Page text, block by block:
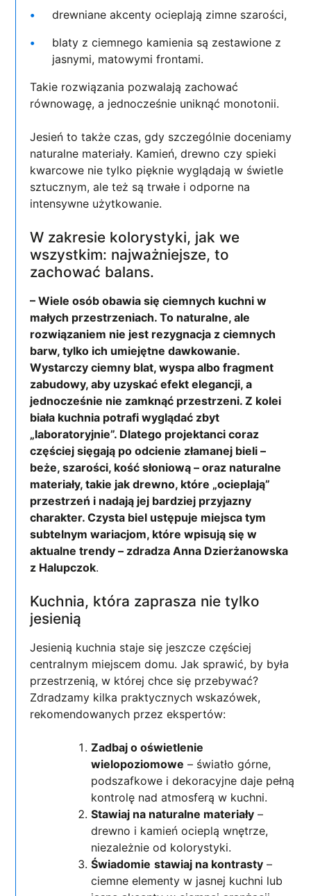
drewniane akcenty ocieplają zimne szarości,
blaty z ciemnego kamienia są zestawione z
jasnymi, matowymi frontami.
Takie rozwiązania pozwalają zachować
równowagę, a jednocześnie uniknąć monotonii.
Jesień to także czas, gdy szczególnie doceniamy
naturalne materiały. Kamień, drewno czy spieki
kwarcowe nie tylko pięknie wyglądają w świetle
sztucznym, ale też są trwałe i odporne na
intensywne użytkowanie.
W zakresie kolorystyki, jak we
wszystkim: najważniejsze, to
zachować balans.
– Wiele osób obawia się ciemnych kuchni w
małych przestrzeniach. To naturalne, ale
rozwiązaniem nie jest rezygnacja z ciemnych
barw, tylko ich umiejętne dawkowanie.
Wystarczy ciemny blat, wyspa albo fragment
zabudowy, aby uzyskać efekt elegancji, a
jednocześnie nie zamknąć przestrzeni. Z kolei
biała kuchnia potrafi wyglądać zbyt
„laboratoryjnie”. Dlatego projektanci coraz
częściej sięgają po odcienie złamanej bieli –
beże, szarości, kość słoniową – oraz naturalne
materiały, takie jak drewno, które „ocieplają”
przestrzeń i nadają jej bardziej przyjazny
charakter. Czysta biel ustępuje miejsca tym
subtelnym wariacjom, które wpisują się w
aktualne trendy – zdradza Anna Dzierżanowska
z Halupczok.
Kuchnia, która zaprasza nie tylko
jesienią
Jesienią kuchnia staje się jeszcze częściej
centralnym miejscem domu. Jak sprawić, by była
przestrzenią, w której chce się przebywać?
Zdradzamy kilka praktycznych wskazówek,
rekomendowanych przez ekspertów:
Zadbaj o oświetlenie
wielopoziomowe – światło górne,
podszafkowe i dekoracyjne daje pełną
kontrolę nad atmosferą w kuchni.
Stawiaj na naturalne materiały –
drewno i kamień ocieplą wnętrze,
niezależnie od kolorystyki.
Świadomie stawiaj na kontrasty –
ciemne elementy w jasnej kuchni lub